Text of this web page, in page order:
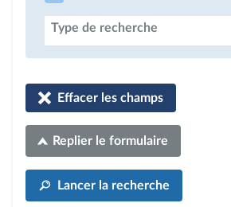
Type de recherche
Effacer les champs
Replier le formulaire
Lancer la recherche